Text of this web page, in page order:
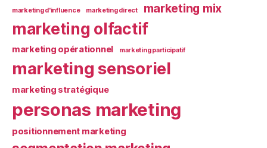
marketing d'influence marketing direct marketing mix
marketing olfactif
marketing opérationnel marketing participatif
marketing sensoriel
marketing stratégique
personas marketing
positionnement marketing